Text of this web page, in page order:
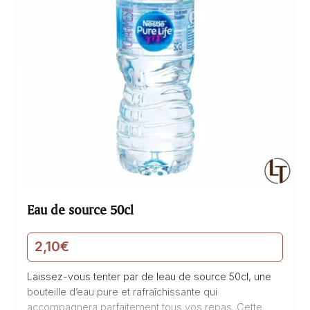
Eau de source 50cl
2,10€
Laissez-vous tenter par de leau de source 50cl, une
bouteille d’eau pure et rafraîchissante qui
accompagnera parfaitement tous vos repas. Cette